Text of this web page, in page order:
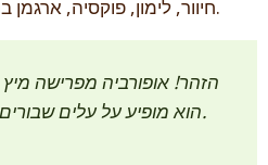
חיוור, לימון, פוקסיה, ארגמן בהיר וכו '- תלוי במגוון).
הזהר! אופורביה מפרישה מיץ
הוא מופיע על עלים שבורים או חתוכים.